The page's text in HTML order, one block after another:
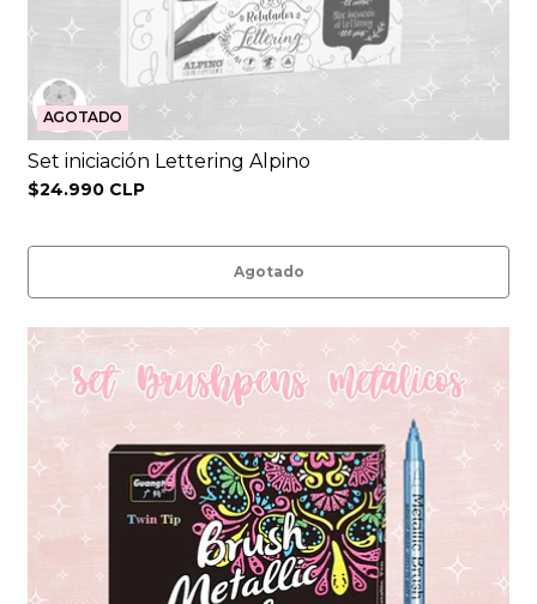
AGOTADO
Set iniciación Lettering Alpino
$24.990 CLP
Agotado